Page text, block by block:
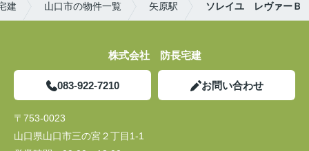
建 山口市の物件一覧 矢原駅 ソレイユ レヴァーＢ
株式会社 防長宅建
083-922-7210 お問い合わせ
〒753-0023
山口県山口市三の宮２丁目1-1